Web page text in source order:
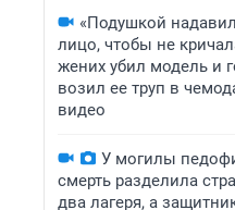
«Подушкой
лицо, чтобы не
жених убил модель и
возил ее труп в
видео
У могилы
смерть разделила
два лагеря, а